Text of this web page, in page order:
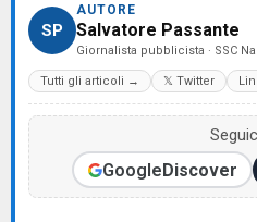
SP
AUTORE
Salvatore Passante
Giornalista pubblicista · SSC
Tutti gli articoli → 𝕏 Twitter
GoogleDiscover